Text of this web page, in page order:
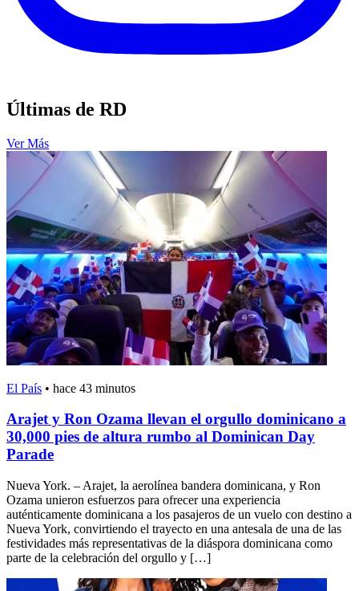
Últimas de RD
Ver Más
El País • hace 43 minutos
Arajet y Ron Ozama llevan el orgullo dominicano a
30,000 pies de altura rumbo al Dominican Day
Parade
Nueva York. – Arajet, la aerolínea bandera dominicana, y Ron
Ozama unieron esfuerzos para ofrecer una experiencia
auténticamente dominicana a los pasajeros de un vuelo con destino a
Nueva York, convirtiendo el trayecto en una antesala de una de las
festividades más representativas de la diáspora dominicana como
parte de la celebración del orgullo y […]